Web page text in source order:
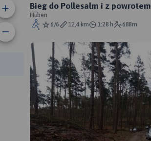
Bieg do Pollesalm i z powrotem
Huben
6/6
12,4 km 1:28 h 688m